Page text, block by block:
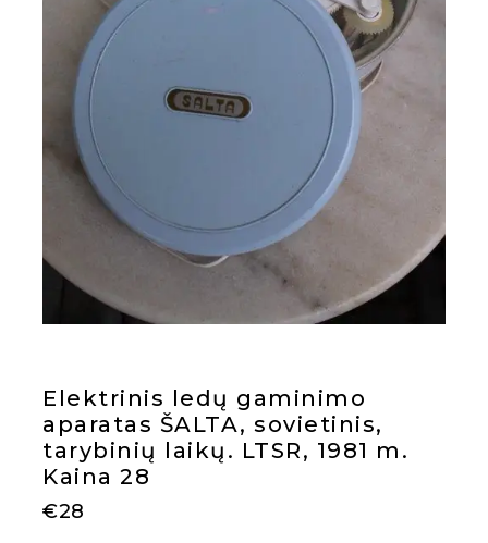
Elektrinis ledų gaminimo
aparatas ŠALTA, sovietinis,
tarybinių laikų. LTSR, 1981 m.
Kaina 28
€28